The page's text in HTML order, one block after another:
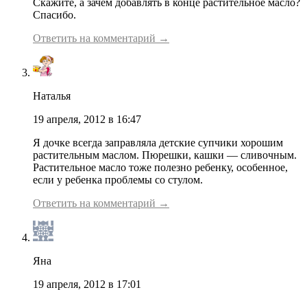
Скажите, а зачем добавлять в конце растительное масло?
Спасибо.
Ответить на комментарий →
Наталья
19 апреля, 2012 в 16:47
Я дочке всегда заправляла детские супчики хорошим
растительным маслом. Пюрешки, кашки — сливочным.
Растительное масло тоже полезно ребенку, особенное,
если у ребенка проблемы со стулом.
Ответить на комментарий →
Яна
19 апреля, 2012 в 17:01